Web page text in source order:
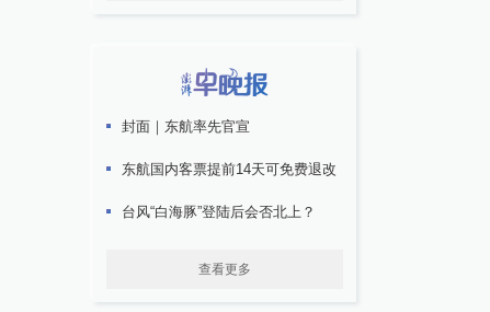
封面｜东航率先官宣
东航国内客票提前14天可免费退改
台风“白海豚”登陆后会否北上？
查看更多